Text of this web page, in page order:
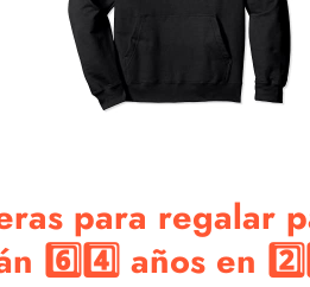
para regalar
6️⃣4️⃣ años en